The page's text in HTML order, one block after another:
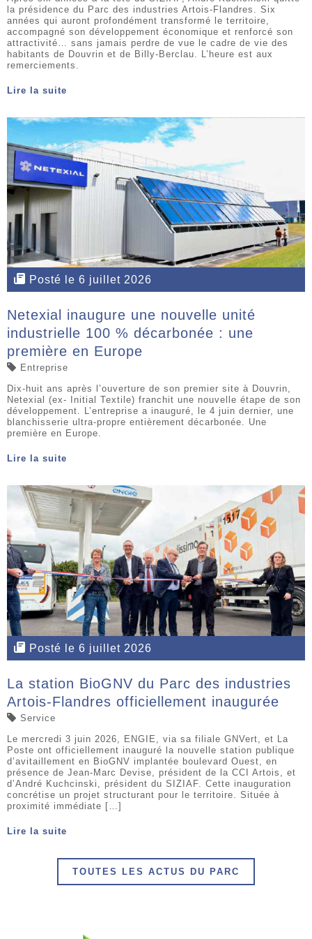
la présidence du Parc des industries Artois-Flandres. Six
années qui auront profondément transformé le territoire,
accompagné son développement économique et renforcé son
attractivité… sans jamais perdre de vue le cadre de vie des
habitants de Douvrin et de Billy-Berclau. L’heure est aux
remerciements.
Lire la suite
Posté le 6 juillet 2026
Netexial inaugure une nouvelle unité
industrielle 100 % décarbonée : une
première en Europe
Entreprise
Dix-huit ans après l’ouverture de son premier site à Douvrin,
Netexial (ex- Initial Textile) franchit une nouvelle étape de son
développement. L’entreprise a inauguré, le 4 juin dernier, une
blanchisserie ultra-propre entièrement décarbonée. Une
première en Europe.
Lire la suite
Posté le 6 juillet 2026
La station BioGNV du Parc des industries
Artois-Flandres officiellement inaugurée
Service
Le mercredi 3 juin 2026, ENGIE, via sa filiale GNVert, et La
Poste ont officiellement inauguré la nouvelle station publique
d’avitaillement en BioGNV implantée boulevard Ouest, en
présence de Jean-Marc Devise, président de la CCI Artois, et
d’André Kuchcinski, président du SIZIAF. Cette inauguration
concrétise un projet structurant pour le territoire. Située à
proximité immédiate […]
Lire la suite
TOUTES LES ACTUS DU PARC